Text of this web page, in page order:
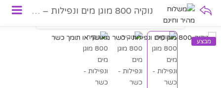
נוקיה 800 מוגן מים ונפילות – כשר מאושר או תומך כשר
מבצע